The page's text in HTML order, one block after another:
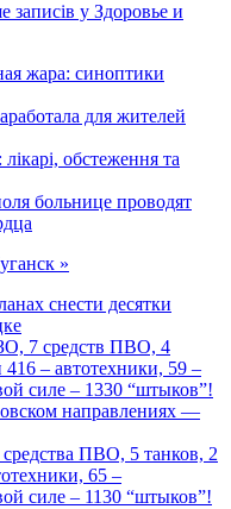
записів у Здоровье и
жара: синоптики
для жителей
обстеження та
больнице проводят
»
снести десятки
7 средств ПВО, 4
– автотехники, 59 –
силе – 1330 “штыков”!
направлениях —
ПВО, 5 танков, 2
65 –
силе – 1130 “штыков”!